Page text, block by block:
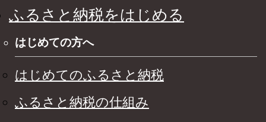
ふるさと納税をはじめる
はじめての方へ
はじめてのふるさと納税
ふるさと納税の仕組み